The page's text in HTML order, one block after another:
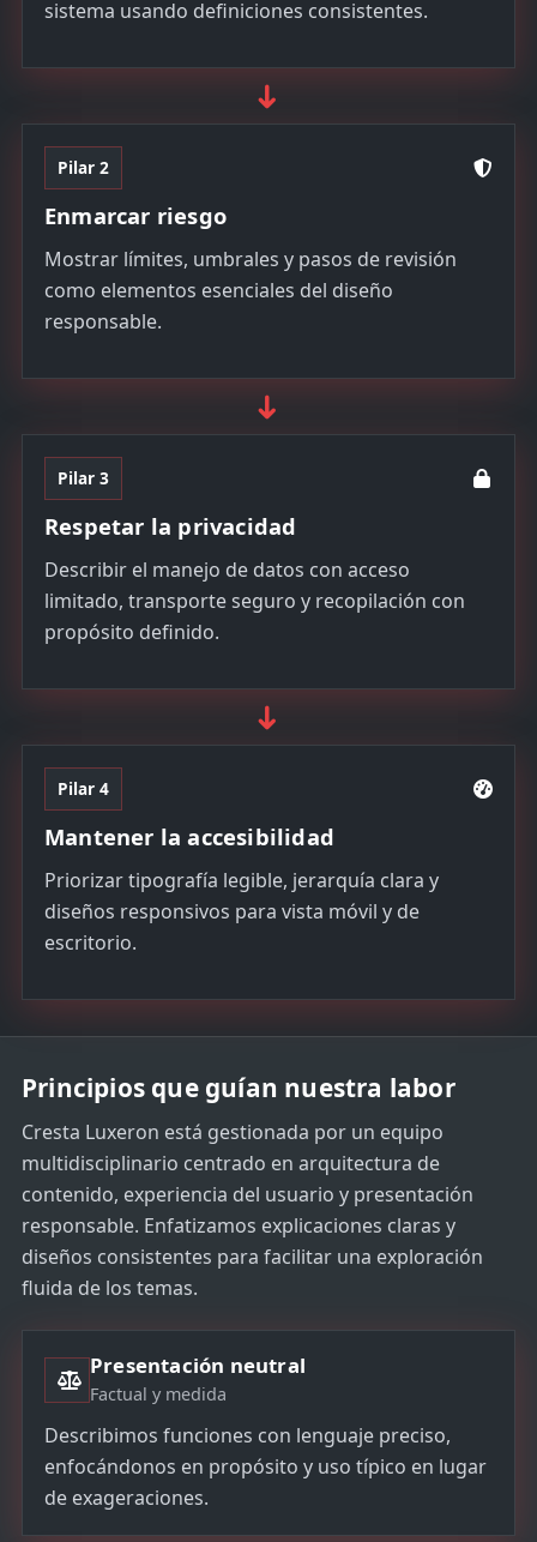
sistema usando definiciones consistentes.
➜
Pilar 2
Enmarcar riesgo
Mostrar límites, umbrales y pasos de revisión
como elementos esenciales del diseño
responsable.
➜
Pilar 3
Respetar la privacidad
Describir el manejo de datos con acceso
limitado, transporte seguro y recopilación con
propósito definido.
➜
Pilar 4
Mantener la accesibilidad
Priorizar tipografía legible, jerarquía clara y
diseños responsivos para vista móvil y de
escritorio.
Principios que guían nuestra labor
Cresta Luxeron está gestionada por un equipo
multidisciplinario centrado en arquitectura de
contenido, experiencia del usuario y presentación
responsable. Enfatizamos explicaciones claras y
diseños consistentes para facilitar una exploración
fluida de los temas.
Presentación neutral
Factual y medida
Describimos funciones con lenguaje preciso,
enfocándonos en propósito y uso típico en lugar
de exageraciones.